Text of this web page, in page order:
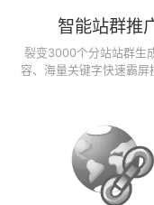
智能站群推
裂变3000个分站站群生
容、海量关键字快速霸屏